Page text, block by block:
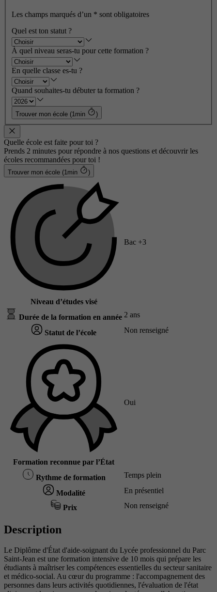
Les champs marqués d’un * sont obligatoires
Quel est ton statut ?
À quel niveau seras-tu pour cette formation ?
En quelle classe es-tu ?
Quand souhaites-tu débuter ta formation ?
Trouver mon école (1min )
Quelle école est faite pour toi ?
Prends 2 minutes pour répondre à nos questions et découvrir les
écoles recommandées pour toi !
Trouver mon école (1min )
Niveau d’études visé
Bac +3
Durée de la formation en année 2 ans
Statut de l’école Non renseigné
Formation reconnue par l’État
Oui
Rythme de formation Temps plein
Modalité En présentiel
Prix Non renseigné
Description
Le Diplôme d'État d'aide-soignant du Lycée professionnel du Parc
Saint-Jean est une formation intensive de 10 mois qui prépare les
étudiants à maîtriser les compétences essentielles du secteur sanitaire
et médico-social. Au cœur du programme : l'accompagnement des
personnes dans leurs activités quotidiennes, l'évaluation de l'état